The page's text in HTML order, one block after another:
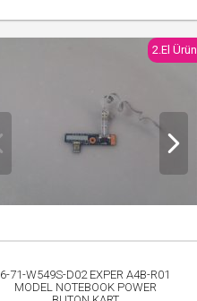
2.El Ürün
6-71-W549S-D02 EXPER A4B-R01
MODEL NOTEBOOK POWER